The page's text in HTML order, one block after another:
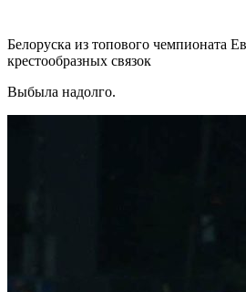
Белоруска из топового чемпионата
крестообразных связок
Выбыла надолго.